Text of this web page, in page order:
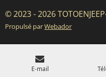
© 2023 - 2026
Propulsé parWebador
E-mail